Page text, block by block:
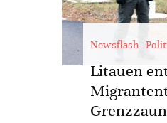
Newsflash
Litauen